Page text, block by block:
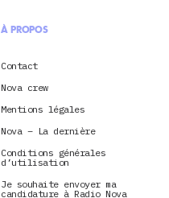
À PROPOS
Contact
Nova crew
Mentions légales
Nova – La dernière
Conditions générales
d’utilisation
Je souhaite envoyer ma
candidature à Radio Nova